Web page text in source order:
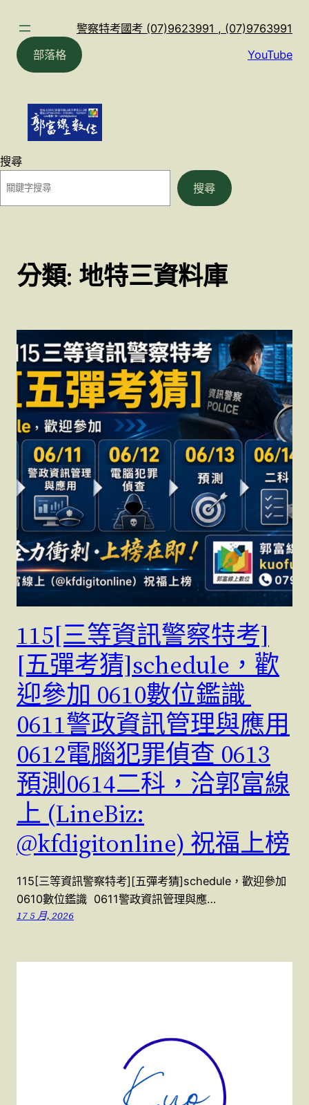
警察特考國考 (07)9623991 , (07)9763991
部落格
YouTube
搜尋
搜尋
分類: 地特三資料庫
115[三等資訊警察特考]
[五彈考猜]schedule，歡
迎參加 0610數位鑑識
0611警政資訊管理與應用
0612電腦犯罪偵查 0613
預測0614二科，洽郭富線
上 (LineBiz:
@kfdigitonline) 祝福上榜
115[三等資訊警察特考][五彈考猜]schedule，歡迎參加
0610數位鑑識 0611警政資訊管理與應…
17 5 月, 2026